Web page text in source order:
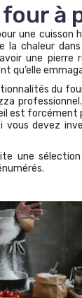
à
une cuisson
la chaleur
une pierre
du
est forcément
vous devez
une